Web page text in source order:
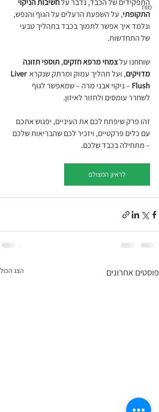
מוח
התפקידים של הכבד, נדבר על חשיבות הניקוי
התקופתי, על השפעת הרעלים על הגוף והנפש,
ונלמד איך אפשר לתמוך בכבד בתהליך טבעי
של התחדשות.
שוחחנו על צמחי מרפא חזקים, תוספי תזונה
מדויקים, ועל תהליך עמוק ומרתק שנקרא Liver
Flush – ניקוי אבני מרה – שמאפשר לגוף
לשחרר עומסים ולחזור לאיזון.
זהו פרק שיפתח לכם את העיניים, יפגוש אתכם
עם כלים פרקטיים, ויזכיר לכם שהבריאות שלכם
– מתחילה בכבד שלכם.
לראיון המצולם
פוסטים אחרונים הצג הכול